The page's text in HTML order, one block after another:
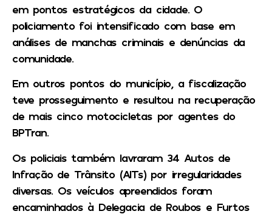
em pontos estratégicos da cidade. O
policiamento foi intensificado com base em
análises de manchas criminais e denúncias da
comunidade.
Em outros pontos do município, a fiscalização
teve prosseguimento e resultou na recuperação
de mais cinco motocicletas por agentes do
BPTran.
Os policiais também lavraram 34 Autos de
Infração de Trânsito (AITs) por irregularidades
diversas. Os veículos apreendidos foram
encaminhados à Delegacia de Roubos e Furtos